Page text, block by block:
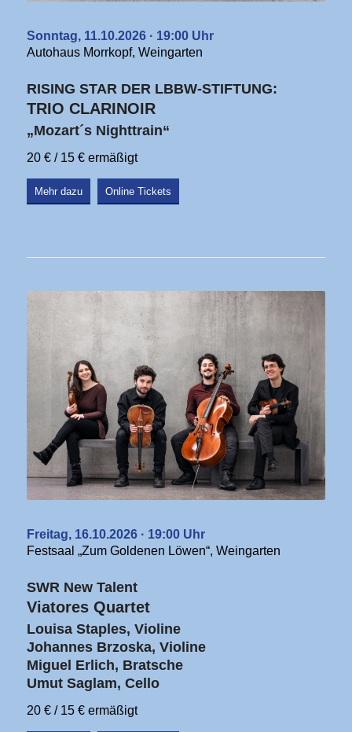
Sonntag, 11.10.2026 · 19:00 Uhr
Autohaus Morrkopf, Weingarten
RISING STAR DER LBBW-STIFTUNG:
TRIO CLARINOIR
„Mozart´s Nighttrain“
20 € / 15 € ermäßigt
Mehr dazu Online Tickets
Freitag, 16.10.2026 · 19:00 Uhr
Festsaal „Zum Goldenen Löwen“, Weingarten
SWR New Talent
Viatores Quartet
Louisa Staples, Violine
Johannes Brzoska, Violine
Miguel Erlich, Bratsche
Umut Saglam, Cello
20 € / 15 € ermäßigt